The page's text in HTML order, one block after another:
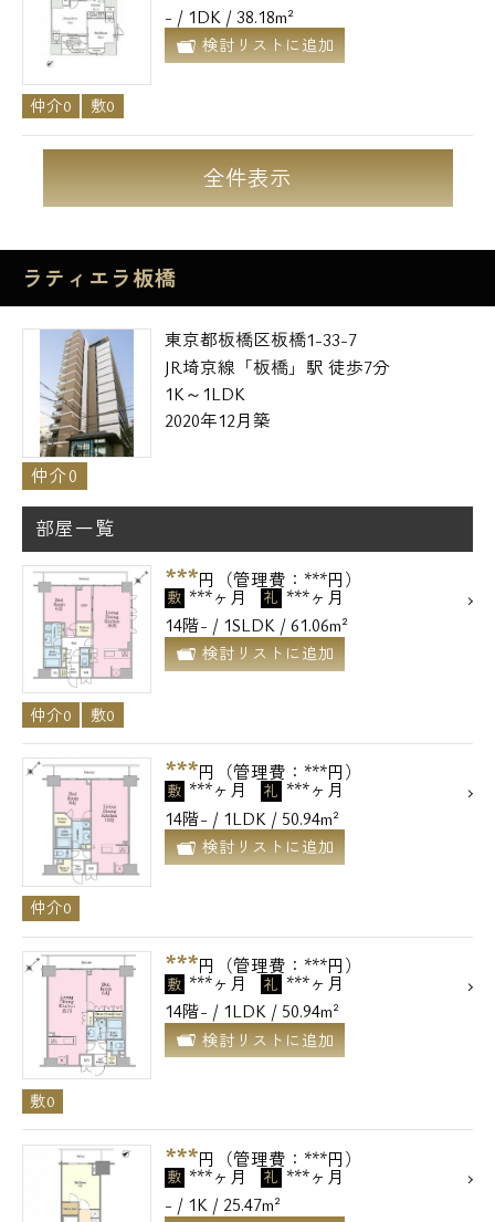
- / 1DK / 38.18m²
検討リストに追加
仲介0 敷0
全件表示
ラティエラ板橋
東京都板橋区板橋1-33-7
JR埼京線「板橋」駅 徒歩7分
1K～1LDK
2020年12月築
仲介0
部屋一覧
***円（管理費：***円）
敷 ***ヶ月 礼 ***ヶ月
14階- / 1SLDK / 61.06m²
検討リストに追加
仲介0 敷0
***円（管理費：***円）
敷 ***ヶ月 礼 ***ヶ月
14階- / 1LDK / 50.94m²
検討リストに追加
仲介0
***円（管理費：***円）
敷 ***ヶ月 礼 ***ヶ月
14階- / 1LDK / 50.94m²
検討リストに追加
敷0
***円（管理費：***円）
敷 ***ヶ月 礼 ***ヶ月
- / 1K / 25.47m²